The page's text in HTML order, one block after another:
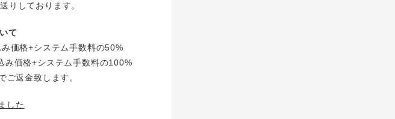
りしております。
て
価格+システム手数料の50%
み価格+システム手数料の100%
返金致します。
した